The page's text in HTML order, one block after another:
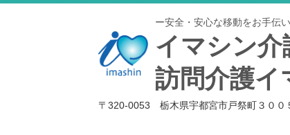
ー安全・安心な移動をお手伝
イマシン
訪問介護イ
〒320-0053 栃木県宇都宮市戸祭町３００